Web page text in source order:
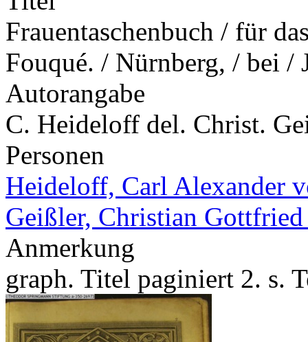
Frauentaschenbuch / für
Fouqué. / Nürnberg, / bei /
Autorangabe
C. Heideloff del. Christ.
Personen
Heideloff, Carl Alexander
Geißler, Christian
Anmerkung
graph. Titel paginiert 2. s.